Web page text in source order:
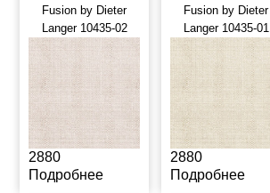
Fusion by Dieter
Langer 10435-02
2880
Подробнее
Fusion by Dieter
Langer 10435-01
2880
Подробнее